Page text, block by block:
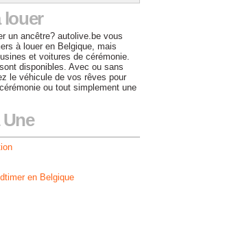
louer
un ancêtre? autolive.be vous
à louer en Belgique, mais
et voitures de cérémonie.
disponibles. Avec ou sans
le véhicule de vos rêves pour
ou tout simplement une
Une
en Belgique